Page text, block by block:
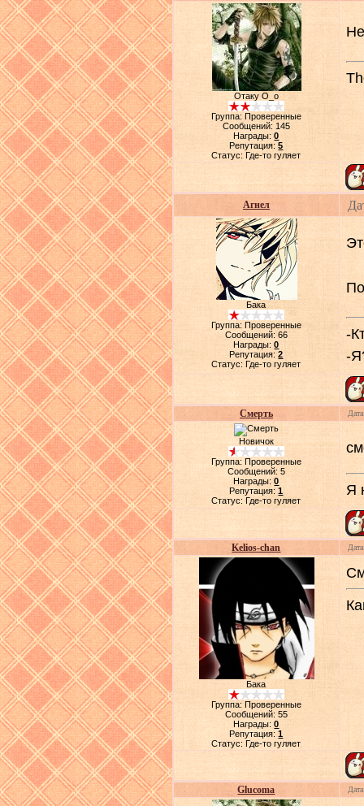
Отаку О_о
Группа: Проверенные
Сообщений: 145
Награды:0
Репутация:5
Статус:Где-то гуляет
Агнел
Бака
Группа: Проверенные
Сообщений: 66
Награды:0
Репутация:2
Статус:Где-то гуляет
-
-
Смерть
Новичок
Группа: Проверенные
Сообщений: 5
Награды:0
Репутация:1
Статус:Где-то гуляет
Я
Kelios-chan
Бака
Группа: Проверенные
Сообщений: 55
Награды:0
Репутация:1
Статус:Где-то гуляет
Glucoma